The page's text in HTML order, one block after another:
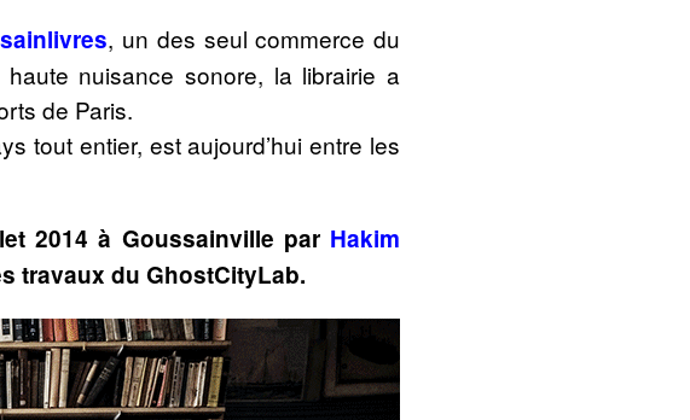
, un des seul commerce du
nuisance sonore, la librairie a
de Paris.
tout entier, est aujourd’hui entre les
2014 à Goussainville par Hakim
travaux du GhostCityLab.